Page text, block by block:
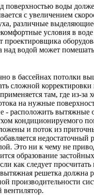
поверхностью воды
с увеличением
различные
условия в воде
водой может
в бассейнах потолки
сложной
там, где из-
на нужные
- расположить вытяжные
кондиционируемого
и поток из
Это ни к чему не
образование
как следует
решетка должна
производительности